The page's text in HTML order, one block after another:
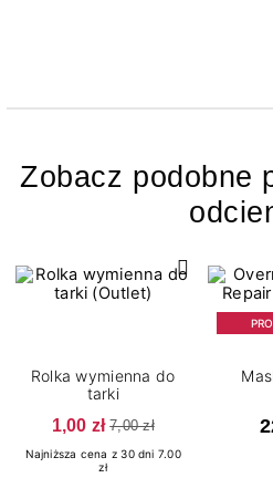
Zobacz podobne
Rolka wymienna do
tarki
1,00 zł 7,00 zł
Najniższa cena z 30 dni 7.00
zł